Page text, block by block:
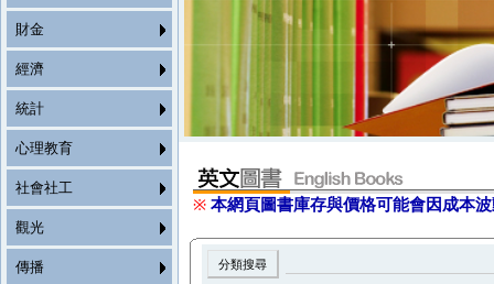
財金
經濟
統計
心理教育
社會社工
觀光
傳播
※ 本網頁圖書庫存與價格可能會因成本